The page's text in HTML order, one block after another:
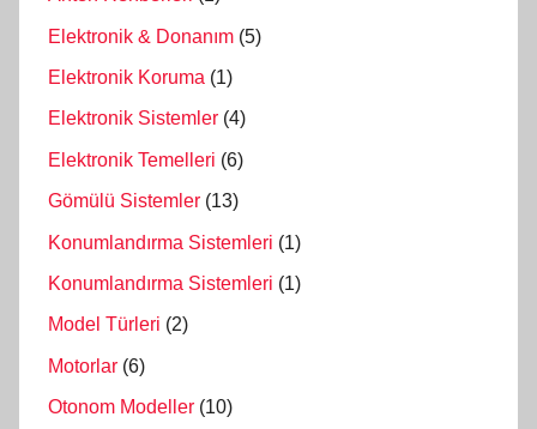
Elektronik & Donanım (5)
Elektronik Koruma (1)
Elektronik Sistemler (4)
Elektronik Temelleri (6)
Gömülü Sistemler (13)
Konumlandırma Sistemleri (1)
Konumlandırma Sistemleri (1)
Model Türleri (2)
Motorlar (6)
Otonom Modeller (10)